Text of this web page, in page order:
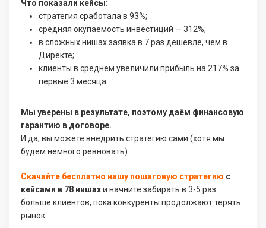
Что показали кейсы:
стратегия сработала в 93%;
средняя окупаемость инвестиций — 312%;
в сложных нишах заявка в 7 раз дешевле, чем в
Директе;
клиенты в среднем увеличили прибыль на 217% за
первые 3 месяца.
Мы уверены в результате, поэтому даём финансовую
гарантию в договоре.
И да, вы можете внедрить стратегию сами (хотя мы
будем немного ревновать).
Скачайте бесплатно нашу пошаговую стратегию с
кейсами в 78 нишахи начните забирать в 3-5 раз
больше клиентов, пока конкуренты продолжают терять
рынок.